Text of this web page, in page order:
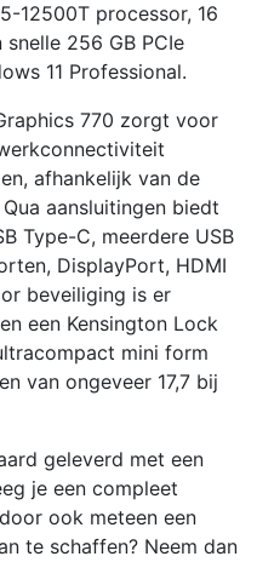
12500T processor, 16
snelle 256 GB PCIe
11 Professional.
770 zorgt voor
afhankelijk van de
aansluitingen biedt
Type-C, meerdere USB
DisplayPort, HDMI
beveiliging is er
een Kensington Lock
mini form
van ongeveer 17,7 bij
geleverd met een
je een compleet
ook meteen een
te schaffen? Neem dan